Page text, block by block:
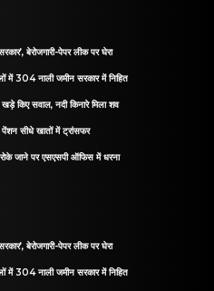
बेरोजगारी-पेपर लीक पर घेरा
में 304 नाली जमीन सरकार में निहित
किए सवाल, नदी किनारे मिला शव
सीधे खातों में ट्रांसफर
जाने पर एसएसपी ऑफिस में धरना
बेरोजगारी-पेपर लीक पर घेरा
में 304 नाली जमीन सरकार में निहित